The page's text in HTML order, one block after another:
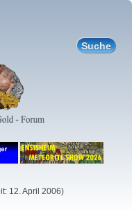
12. April 2006)